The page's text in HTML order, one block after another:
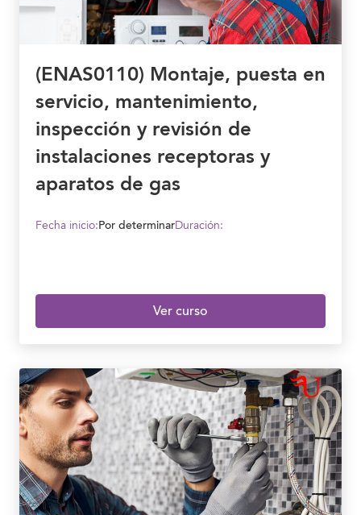
(ENAS0110) Montaje, puesta en
servicio, mantenimiento,
inspección y revisión de
instalaciones receptoras y
aparatos de gas
Fecha inicio:Por determinarDuración:
Ver curso